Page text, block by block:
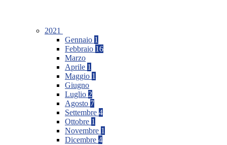
2021
Gennaio 1
Febbraio 16
Marzo
Aprile 1
Maggio 1
Giugno
Luglio 2
Agosto 7
Settembre 4
Ottobre 1
Novembre 1
Dicembre 4